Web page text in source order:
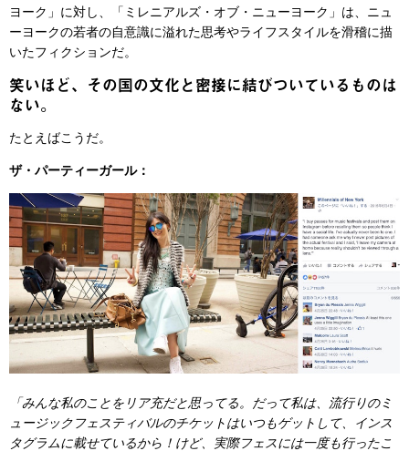
ヨーク」に対し、「ミレニアルズ・オブ・ニューヨーク」は、ニュ
ーヨークの若者の自意識に溢れた思考やライフスタイルを滑稽に描
いたフィクションだ。
笑いほど、その国の文化と密接に結びついているものは
ない。
たとえばこうだ。
ザ・パーティーガール：
「みんな私のことをリア充だと思ってる。だって私は、流行りのミ
ュージックフェスティバルのチケットはいつもゲットして、インス
タグラムに載せているから！けど、実際フェスには一度も行ったこ